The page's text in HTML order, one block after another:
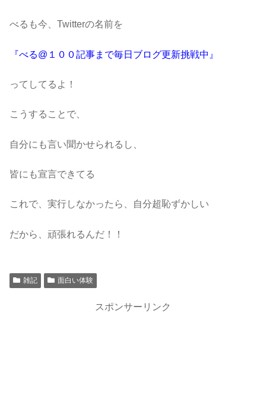
べるも今、Twitterの名前を
『べる@１００記事まで毎日ブログ更新挑戦中 』
ってしてるよ！
こうすることで、
自分にも言い聞かせられるし、
皆にも宣言できてる
これで、実行しなかったら、自分超恥ずかしい
だから、頑張れるんだ！！
雑記 面白い体験
スポンサーリンク